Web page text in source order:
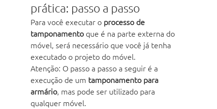
prática: passo a passo
Para você executar o processo de
tamponamento que é na parte externa do
móvel, será necessário que você já tenha
executado o projeto do móvel.
Atenção: O passo a passo a seguir é a
execução de um tamponamento para
armário, mas pode ser utilizado para
qualquer móvel.